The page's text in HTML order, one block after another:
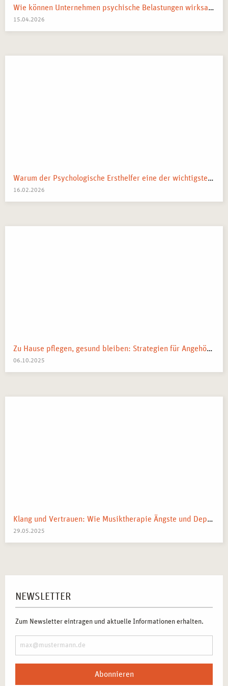
Wie können Unternehmen psychische Belastungen wirksam reduzieren?
15.04.2026
Warum der Psychologische Ersthelfer eine der wichtigsten Ressourcen eines Teams ist
16.02.2026
Zu Hause pflegen, gesund bleiben: Strategien für Angehörige
06.10.2025
Klang und Vertrauen: Wie Musiktherapie Ängste und Depressionen lindern kann.
29.05.2025
NEWSLETTER
Zum Newsletter eintragen und aktuelle Informationen erhalten.
Abonnieren